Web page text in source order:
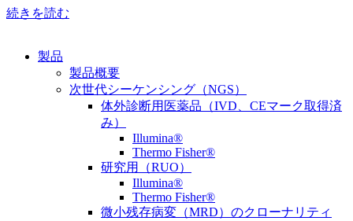
続きを読む
製品
製品概要
次世代シーケンシング（NGS）
体外診断用医薬品（IVD、CEマーク取得済
み）
Illumina®
Thermo Fisher®
研究用（RUO）
Illumina®
Thermo Fisher®
微小残存病変（MRD）のクローナリティ